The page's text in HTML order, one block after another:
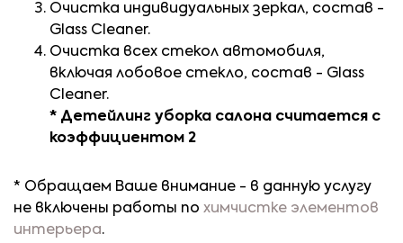
Очистка индивидуальных зеркал, состав -
Glass Cleaner.
Очистка всех стекол автомобиля,
включая лобовое стекло, состав - Glass
Cleaner.
* Детейлинг уборка салона считается с
коэффициентом 2
* Обращаем Ваше внимание - в данную услугу
не включены работы по химчистке элементов
интерьера.